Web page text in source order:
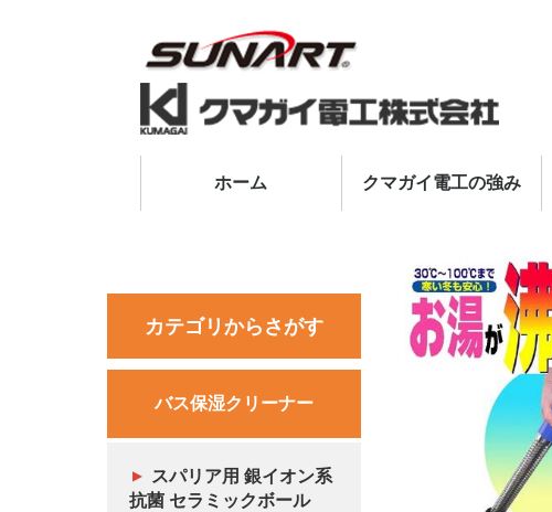
ホーム クマガイ電工の強み
カテゴリからさがす
バス保湿クリーナー
スパリア用 銀イオン系
抗菌 セラミックボール